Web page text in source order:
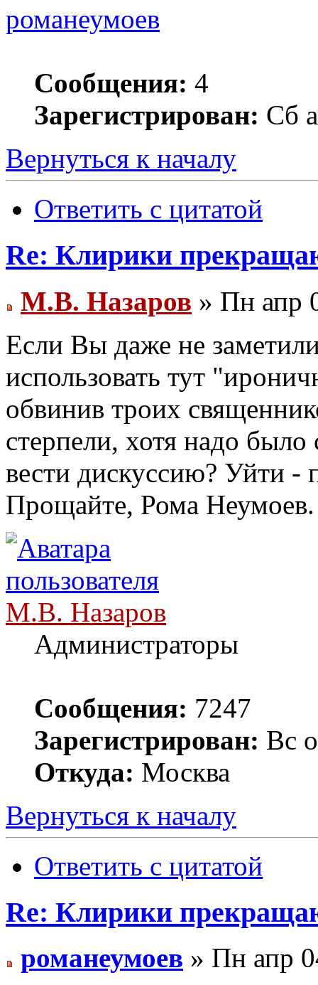
романеумоев
Сообщения: 4
Зарегистрирован: Сб
Вернуться к началу
Ответить с цитатой
Re: Клирики
М.В. Назаров » Пн апр
Если Вы даже не
использовать тут
обвинив троих
стерпели, хотя надо было
вести дискуссию? Уйти -
Прощайте, Рома Неумоев.
М.В. Назаров
Администраторы
Сообщения: 7247
Зарегистрирован: Вс
Откуда: Москва
Вернуться к началу
Ответить с цитатой
Re: Клирики
романеумоев » Пн апр